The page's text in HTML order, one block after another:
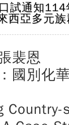
試通知
亞多元族
裴恩
國別化